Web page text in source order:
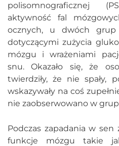
polisomnograficznej
aktywność fal
ocznych, u dwóch
dotyczącymi zużycia
mózgu i wrażeniami
snu. Okazało się, że
twierdziły, że nie spały,
wskazywały na coś
nie zaobserwowano w
Podczas zapadania w sen
funkcje mózgu takie